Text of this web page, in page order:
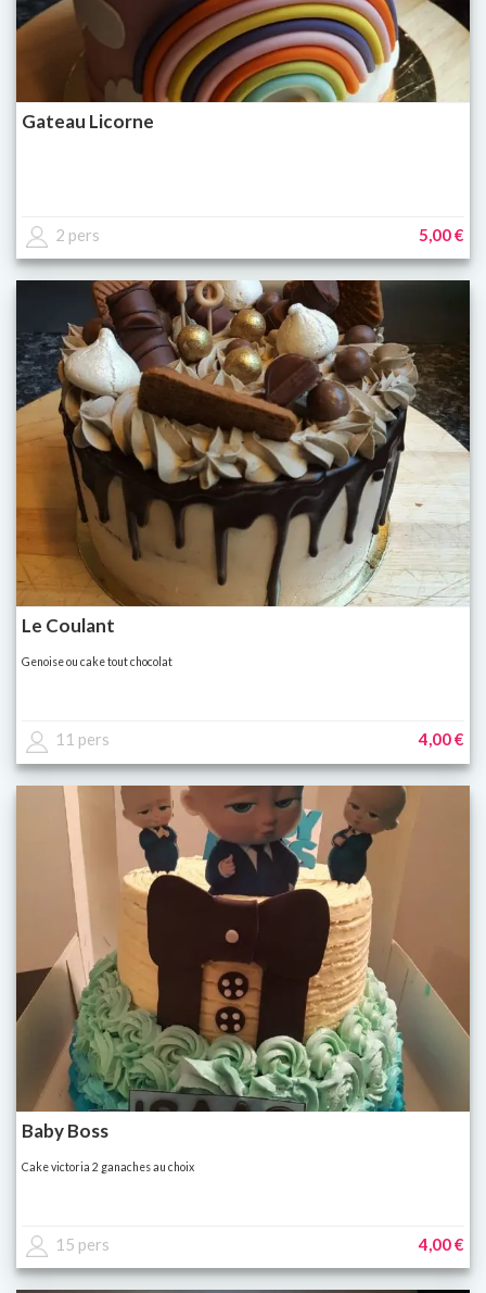
Gateau Licorne
2 pers 5,00 €
Le Coulant
Genoise ou cake tout chocolat
11 pers 4,00 €
Baby Boss
Cake victoria 2 ganaches au choix
15 pers 4,00 €